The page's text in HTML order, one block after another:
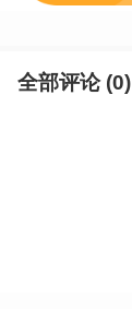
全部评论 (0)